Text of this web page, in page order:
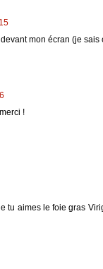
mon écran (je
!
tu aimes le foie gras